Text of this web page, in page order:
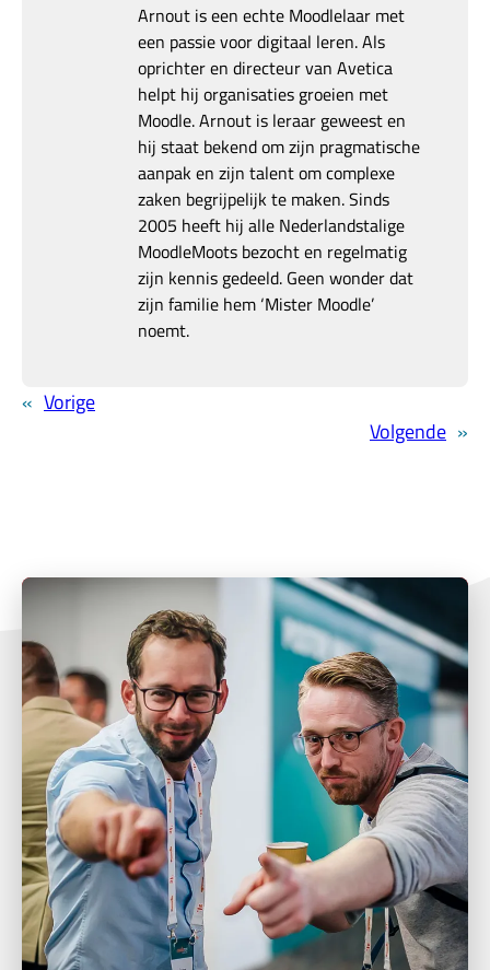
Arnout is een echte Moodlelaar met
een passie voor digitaal leren. Als
oprichter en directeur van Avetica
helpt hij organisaties groeien met
Moodle. Arnout is leraar geweest en
hij staat bekend om zijn pragmatische
aanpak en zijn talent om complexe
zaken begrijpelijk te maken. Sinds
2005 heeft hij alle Nederlandstalige
MoodleMoots bezocht en regelmatig
zijn kennis gedeeld. Geen wonder dat
zijn familie hem ‘Mister Moodle’
noemt.
« Vorige
Volgende »